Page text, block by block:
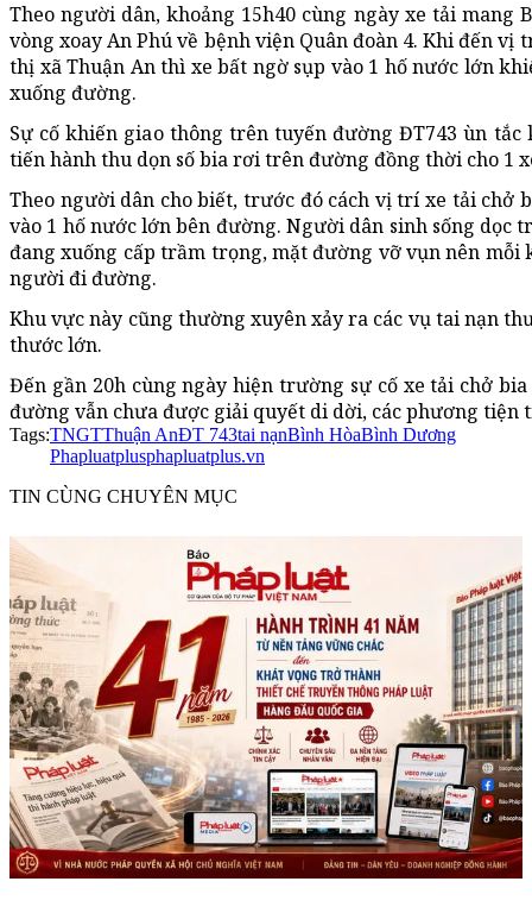
Theo người dân, khoảng 15h40 cùng ngày xe tải mang
vòng xoay An Phú về bệnh viện Quân đoàn 4. Khi đến
thị xã Thuận An thì xe bất ngờ sụp vào 1 hố nước lớn
xuống đường.
Sự cố khiến giao thông trên tuyến đường ĐT743 ùn
tiến hành thu dọn số bia rơi trên đường đồng thời cho 1
Theo người dân cho biết, trước đó cách vị trí xe tải chở
vào 1 hố nước lớn bên đường. Người dân sinh sống
đang xuống cấp trầm trọng, mặt đường vỡ vụn nên
người đi đường.
Khu vực này cũng thường xuyên xảy ra các vụ tai nạn
thước lớn.
Đến gần 20h cùng ngày hiện trường sự cố xe tải chở
đường vẫn chưa được giải quyết di dời, các phương tiện
Tags:TNGTThuận AnĐT 743tai nạnBình HòaBình Dương
Phapluatplusphapluatplus.vn
TIN CÙNG CHUYÊN MỤC